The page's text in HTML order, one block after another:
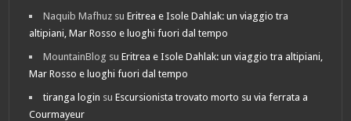
Naquib Mafhuz suEritrea e Isole Dahlak: un viaggio tra
altipiani, Mar Rosso e luoghi fuori dal tempo
MountainBlog suEritrea e Isole Dahlak: un viaggio tra altipiani,
Mar Rosso e luoghi fuori dal tempo
tiranga login suEscursionista trovato morto su via ferrata a
Courmayeur